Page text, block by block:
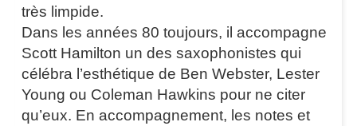
très limpide.
Dans les années 80 toujours, il accompagne
Scott Hamilton un des saxophonistes qui
célébra l’esthétique de Ben Webster, Lester
Young ou Coleman Hawkins pour ne citer
qu’eux. En accompagnement, les notes et